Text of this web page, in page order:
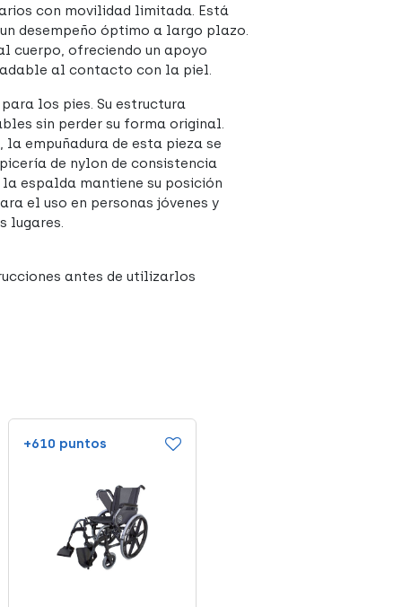
con movilidad limitada. Está
desempeño óptimo a largo plazo.
cuerpo, ofreciendo un apoyo
al contacto con la piel.
los pies. Su estructura
sin perder su forma original.
la empuñadura de esta pieza se
de nylon de consistencia
espalda mantiene su posición
el uso en personas jóvenes y
lugares.
antes de utilizarlos
+610 puntos